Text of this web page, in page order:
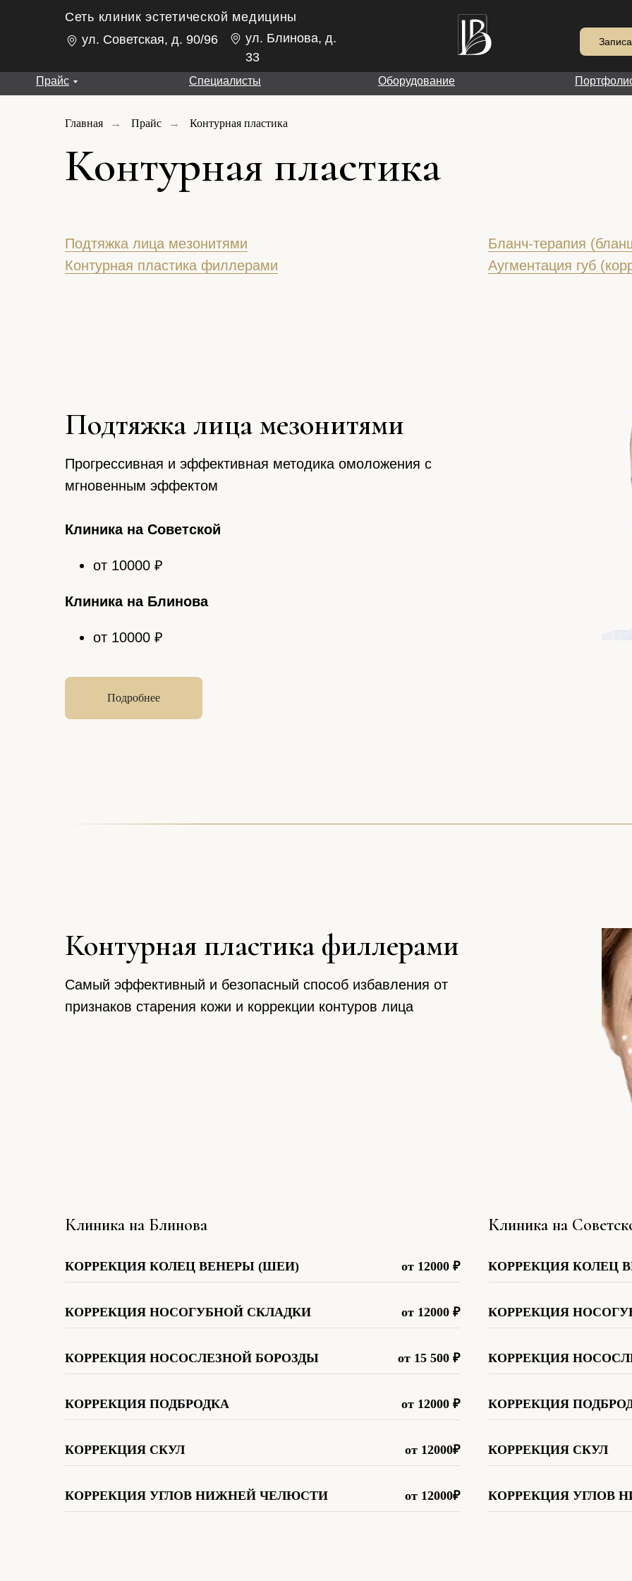
Прайс Оборудование
Специалисты
ул. Блинова, д.
33
ул. Советская, д. 90/96
Сеть клиник эстетической медицины
Главная → Прайс → Контурная пластика
Контурная пластика
Подтяжка лица мезонитями
Контурная пластика филлерами
Бланч-терапия
Аугментация губ
Подтяжка лица мезонитями
Прогрессивная и эффективная методика омоложения с
мгновенным эффектом
Клиника на Советской
от 10000 ₽
Клиника на Блинова
от 10000 ₽
Подробнее
Контурная пластика филлерами
Самый эффективный и безопасный способ избавления от
признаков старения кожи и коррекции контуров лица
Клиника на Блинова
КОРРЕКЦИЯ КОЛЕЦ ВЕНЕРЫ (ШЕИ) от 12000 ₽
КОРРЕКЦИЯ НОСОГУБНОЙ СКЛАДКИ от 12000 ₽
КОРРЕКЦИЯ НОСОСЛЕЗНОЙ БОРОЗДЫ от 15 500 ₽
КОРРЕКЦИЯ ПОДБРОДКА от 12000 ₽
КОРРЕКЦИЯ СКУЛ от 12000₽
КОРРЕКЦИЯ УГЛОВ НИЖНЕЙ ЧЕЛЮСТИ от 12000₽
Клиника на
КОРРЕКЦИЯ КОЛЕЦ
КОРРЕКЦИЯ
КОРРЕКЦИЯ
КОРРЕКЦИЯ
КОРРЕКЦИЯ СКУЛ
КОРРЕКЦИЯ УГЛОВ